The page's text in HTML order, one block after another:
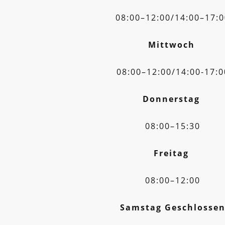
08:00–12:00/
Mittwoch
08:00–12:00/14:00-
Donnerstag
08:00–15:30
Freitag
08:00–12:00
Samstag Geschlossen